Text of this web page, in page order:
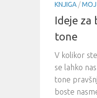
KNJIGA /MOJ
Ideje za
tone
V kolikor
se lahko
tone
boste